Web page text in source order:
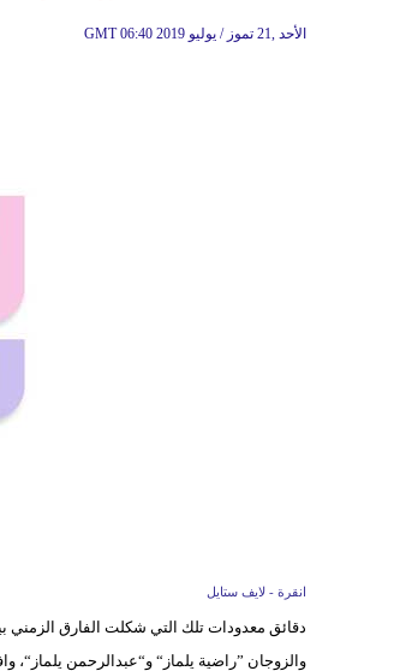
GMT 06:40 2019 الأحد ,21 تموز / يوليو
انقرة - لايف ستايل
دقائق معدودات تلك التي شكلت الفارق الزمني
والزوجان ”راضية يلماز“ و“عبدالرحمن يلماز“، وافتهما المنية عن عمر